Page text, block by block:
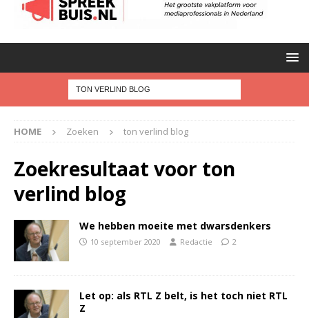
HOME Zoeken ton verlind blog
Zoekresultaat voor ton
verlind blog
We hebben moeite met dwarsdenkers
10 september 2020 Redactie 2
Let op: als RTL Z belt, is het toch niet RTL
Z